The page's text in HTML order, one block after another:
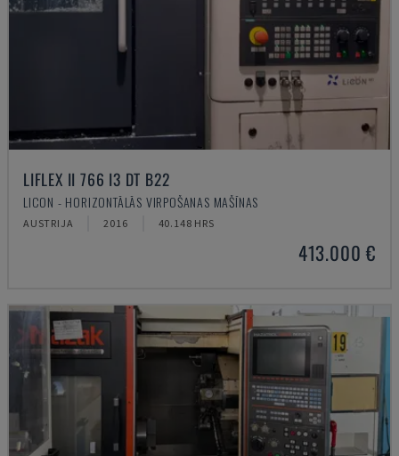
LIFLEX II 766 I3 DT B22
LICON - HORIZONTĀLĀS VIRPOŠANAS MAŠĪNAS
AUSTRIJA 2016 40.148 HRS
413.000 €